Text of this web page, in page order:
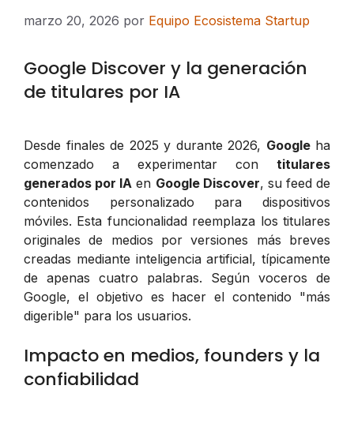
marzo 20, 2026 por Equipo Ecosistema Startup
Google Discover y la generación
de titulares por IA
Desde finales de 2025 y durante 2026, Googleha
comenzado a experimentar con titulares
generados por IA en Google Discover, su feed de
contenidos personalizado para dispositivos
móviles. Esta funcionalidad reemplaza los titulares
originales de medios por versiones más breves
creadas mediante inteligencia artificial, típicamente
de apenas cuatro palabras. Según voceros de
Google, el objetivo es hacer el contenido "más
digerible" para los usuarios.
Impacto en medios, founders y la
confiabilidad